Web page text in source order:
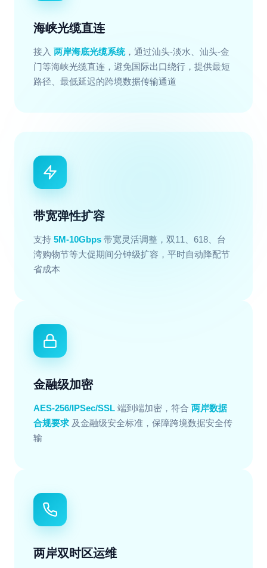
海峡光缆直连
接入 两岸海底光缆系统，通过汕头-淡水、汕头-金
门等海峡光缆直连，避免国际出口绕行，提供最短
路径、最低延迟的跨境数据传输通道
带宽弹性扩容
支持 5M-10Gbps 带宽灵活调整，双11、618、台
湾购物节等大促期间分钟级扩容，平时自动降配节
省成本
金融级加密
AES-256/IPSec/SSL 端到端加密，符合 两岸数据
合规要求 及金融级安全标准，保障跨境数据安全传
输
两岸双时区运维